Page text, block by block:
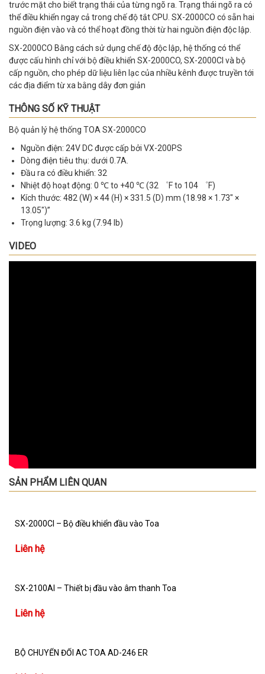
trước mặt cho biết trạng thái của từng ngõ ra. Trạng thái ngõ ra có
thể điều khiển ngay cả trong chế độ tắt CPU. SX-2000CO có sẵn hai
nguồn điện vào và có thể hoạt đồng thời từ hai nguồn điện độc lập.
SX-2000CO Bằng cách sử dụng chế độ độc lập, hệ thống có thể
được cấu hình chỉ với bộ điều khiển SX-2000CO, SX-2000CI và bộ
cấp nguồn, cho phép dữ liệu liên lạc của nhiều kênh được truyền tới
các địa điểm từ xa bằng dây đơn giản
THÔNG SỐ KỸ THUẬT
Bộ quản lý hệ thống TOA SX-2000CO
Nguồn điện: 24V DC được cấp bởi VX-200PS
Dòng điện tiêu thụ: dưới 0.7A.
Đầu ra có điều khiển: 32
Nhiệt độ hoạt động: 0 ℃ to +40 ℃ (32 ゜F to 104 ゜F)
Kích thước: 482 (W) × 44 (H) × 331.5 (D) mm (18.98 × 1.73″ ×
13.05″)”
Trọng lượng: 3.6 kg (7.94 lb)
VIDEO
SẢN PHẨM LIÊN QUAN
SX-2000CI – Bộ điều khiển đầu vào Toa
Liên hệ
SX-2100AI – Thiết bị đầu vào âm thanh Toa
Liên hệ
BỘ CHUYỂN ĐỔI AC TOA AD-246 ER